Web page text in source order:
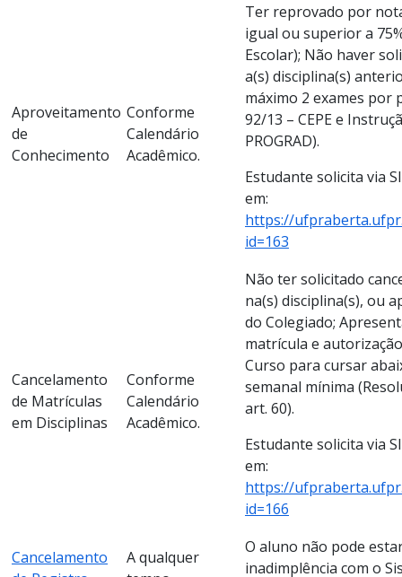
Aproveitamento
de
Conhecimento
Conforme
Calendário
Acadêmico.
Ter reprovado por
igual ou superior a
Escolar); Não haver
a(s) disciplina(s)
máximo 2 exames por
92/13 – CEPE e
PROGRAD).
Estudante solicita via
em:
https://
id=163
Cancelamento
de Matrículas
em Disciplinas
Conforme
Calendário
Acadêmico.
Não ter solicitado
na(s) disciplina(s), ou
do Colegiado;
matrícula e
Curso para cursar
semanal mínima
art. 60).
Estudante solicita via
em:
https://
id=166
Cancelamento
A qualquer
O aluno não pode
inadimplência com o